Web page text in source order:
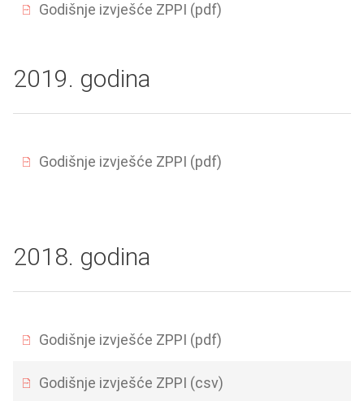
Godišnje izvješće ZPPI (pdf)
2019. godina
Godišnje izvješće ZPPI (pdf)
2018. godina
Godišnje izvješće ZPPI (pdf)
Godišnje izvješće ZPPI (csv)